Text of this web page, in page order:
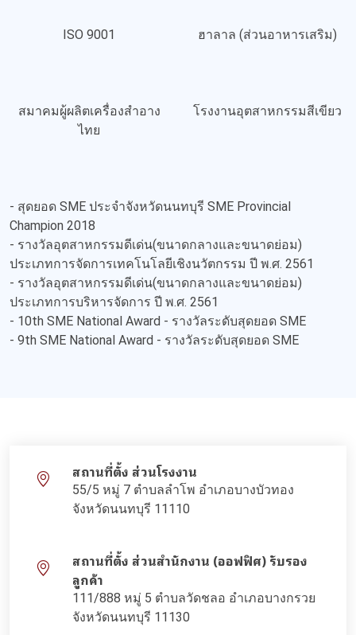
ISO 9001 ฮาลาล (ส่วนอาหารเสริม)
สมาคมผู้ผลิตเครื่องสำอาง
ไทย
โรงงานอุตสาหกรรมสีเขียว
- สุดยอด SME ประจำจังหวัดนนทบุรี SME Provincial
Champion 2018
- รางวัลอุตสาหกรรมดีเด่น(ขนาดกลางและขนาดย่อม)
ประเภทการจัดการเทคโนโลยีเชิงนวัตกรรม ปี พ.ศ. 2561
- รางวัลอุตสาหกรรมดีเด่น(ขนาดกลางและขนาดย่อม)
ประเภทการบริหารจัดการ ปี พ.ศ. 2561
- 10th SME National Award - รางวัลระดับสุดยอด SME
- 9th SME National Award - รางวัลระดับสุดยอด SME
สถานที่ตั้ง ส่วนโรงงาน
55/5 หมู่ 7 ตำบลลำโพ อำเภอบางบัวทอง
จังหวัดนนทบุรี 11110
สถานที่ตั้ง ส่วนสำนักงาน (ออฟฟิศ) รับรอง
ลูกค้า
111/888 หมู่ 5 ตำบลวัดชลอ อำเภอบางกรวย
จังหวัดนนทบุรี 11130